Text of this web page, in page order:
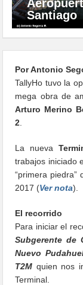
Santiago
Por Antonio
TallyHo tuvo la
mega obra de
Arturo Merino
2
La nueva
trabajos iniciado
“primera
2017 (Ver nota).
El recorrido
Para iniciar el
Subgerente de
Nuevo
T2M quien nos
Terminal.